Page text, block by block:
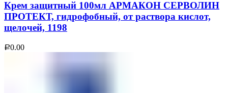
Крем защитный 100мл АРМАКОН СЕРВОЛИН
ПРОТЕКТ, гидрофобный, от раствора кислот,
щелочей, 1198
Р0.00